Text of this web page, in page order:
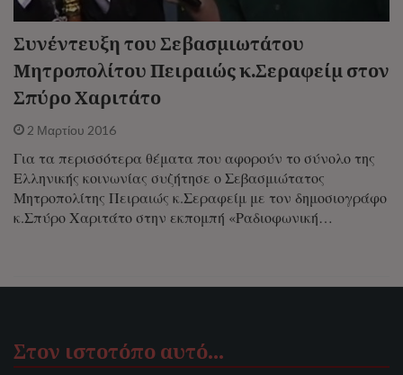
Συνέντευξη του Σεβασμιωτάτου
Μητροπολίτου Πειραιώς κ.Σεραφείμ στον
Σπύρο Χαριτάτο
2 Μαρτίου 2016
Για τα περισσότερα θέματα που αφορούν το σύνολο της
Ελληνικής κοινωνίας συζήτησε ο Σεβασμιώτατος
Μητροπολίτης Πειραιώς κ.Σεραφείμ με τον δημοσιογράφο
κ.Σπύρο Χαριτάτο στην εκπομπή «Ραδιοφωνική…
Στον ιστοτόπο αυτό…